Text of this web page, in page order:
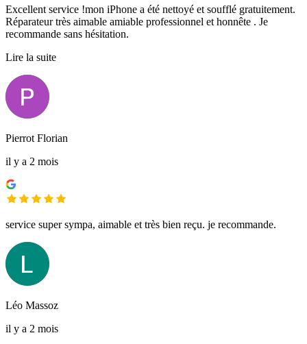
Excellent service !mon iPhone a été nettoyé et soufflé gratuitement.
Réparateur très aimable amiable professionnel et honnête . Je
recommande sans hésitation.
Lire la suite
Pierrot Florian
il y a 2 mois
service super sympa, aimable et très bien reçu. je recommande.
Léo Massoz
il y a 2 mois